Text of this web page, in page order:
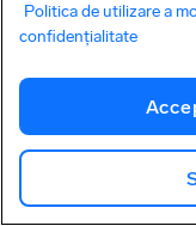
COMPANIA NOASTRĂ
PRODUSELE NOASTRE
ASISTENȚĂ
Politica de utilizare a
confidențialitate